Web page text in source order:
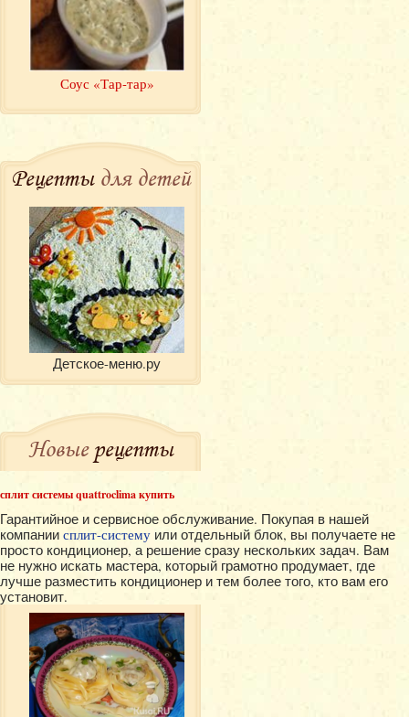
Соус «Тар-тар»
Рецепты для детей
Детское-меню.ру
Новыерецепты
сплит системы quattroclima купить
Гарантийное и сервисное обслуживание. Покупая в нашей
компании сплит-систему или отдельный блок, вы получаете не
просто кондиционер, а решение сразу нескольких задач. Вам
не нужно искать мастера, который грамотно продумает, где
лучше разместить кондиционер и тем более того, кто вам его
установит.